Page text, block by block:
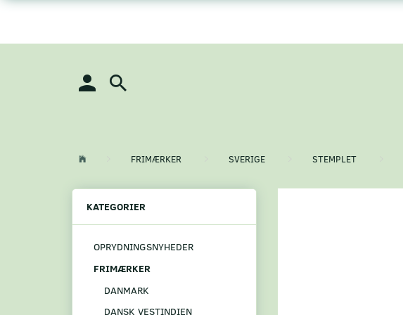
FRIMÆRKER SVERIGE STEMPLET
KATEGORIER
OPRYDNINGSNYHEDER
FRIMÆRKER
DANMARK
DANSK VESTINDIEN